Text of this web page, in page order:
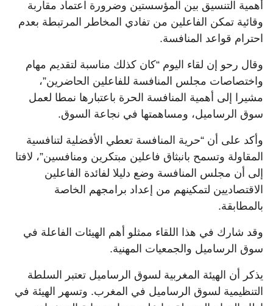
أهمية التنسيق بين المؤسستين وضرورة اعتماد مقاربة
وقائية تمكن الفاعلين من تفادي المخاطر المرتبطة بعدم
احترام قواعد المنافسة.
وقال رحو إن لقاء اليوم “كان كذلك مناسبة لتقديم مهام
واختصاصات مجلس المنافسة للفاعلين الحاضرين”،
مشيرا إلى أهمية المنافسة الحرة باعتبارها نمطا لعمل
سوق الرساميل، ومساهمتها في نجاعة السوق.
وأكد على أن “حرية المنافسة تعطي الأفضلية لتنافسية
المقاولة وتسمح بانبثاق فاعلين مبتكرين ومنافسين”، لافتا
إلى أن مجلس المنافسة وضع دليلا لفائدة الفاعلين
الاقتصاديين لتمكينهم من إعداد برامجهم الخاصة
بالمطابقة.
وقد شارك في هذا اللقاء ممثلو أهم الهيئات الفاعلة في
سوق الرساميل والجمعيات المهنية.
يذكر أن الهيئة المغربية لسوق الرساميل تعتبر السلطة
التنظيمية لسوق الرساميل في المغرب. وتسهر الهيئة في